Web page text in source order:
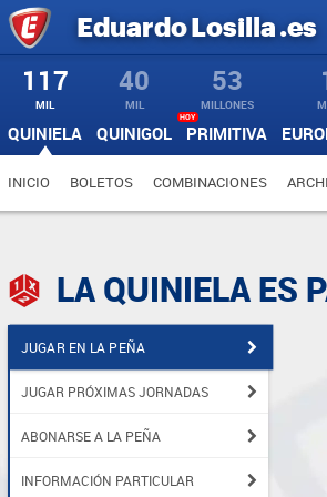
EduardoLosilla.es
117
MIL
QUINIELA
40
MIL
QUINIGOL
53
MILLONES
PRIMITIVA
HOY
INICIO BOLETOS COMBINACIONES
LA QUINIELA ES
JUGAR EN LA PEÑA
JUGAR PRÓXIMAS JORNADAS
ABONARSE A LA PEÑA
INFORMACIÓN PARTICULAR